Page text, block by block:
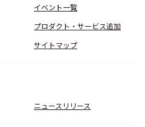
イベント一覧
プロダクト・サービス追加
サイトマップ
ニュースリリース